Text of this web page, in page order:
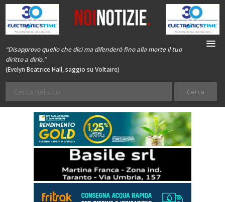
“Disapprovo quello che dici ma difenderò fino alla morte il tuo
diritto a dirlo.”
(Evelyn Beatrice Hall, saggio su Voltaire)